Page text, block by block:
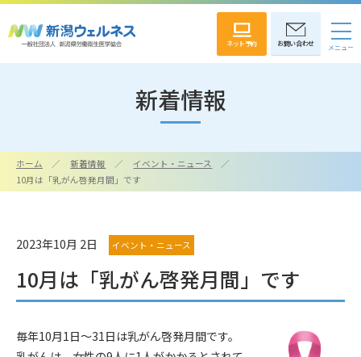
お問い合わせ
ネット予約
新着情報
ホーム 新着情報
イベント・ニュース
10月は「乳がん啓発月間」です
2023年10月 2日 イベント・ニュース
10月は「乳がん啓発月間」です
毎年10月1日～31日は乳がん啓発月間です。